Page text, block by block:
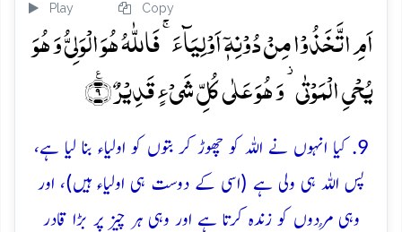
Play Copy
اَمِ اتَّخَذُوۡا مِنۡ دُوۡنِہٖۤ اَوۡلِیَآءَ ۚ فَاللّٰہُ ہُوَ الۡوَلِیُّ وَ ہُوَ
یُحۡیِ الۡمَوۡتٰی ۫ وَ ہُوَ عَلٰی کُلِّ شَیۡءٍ قَدِیۡرٌ ٪﴿۹﴾
9. کیا انہوں نے اللہ کو چھوڑ کر بتوں کو اولیاء بنا لیا ہے،
پس اللہ ہی ولی ہے (اسی کے دوست ہی اولیاء ہیں)، اور
وہی مُردوں کو زندہ کرتا ہے اور وہی ہر چیز پر بڑا قادر